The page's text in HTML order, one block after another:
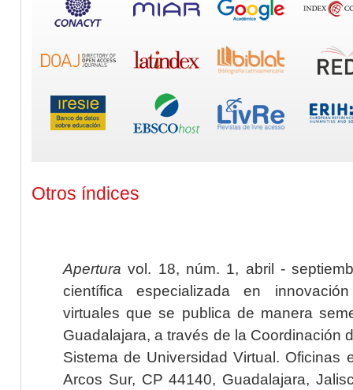
Otros índices
Apertura vol. 18, núm. 1, abril -
científica especializada en
virtuales que se publica de manera
Guadalajara, a través de la Coordinación
Sistema de Universidad Virtual. Oficinas
Arcos Sur, CP 44140, Guadalajara,